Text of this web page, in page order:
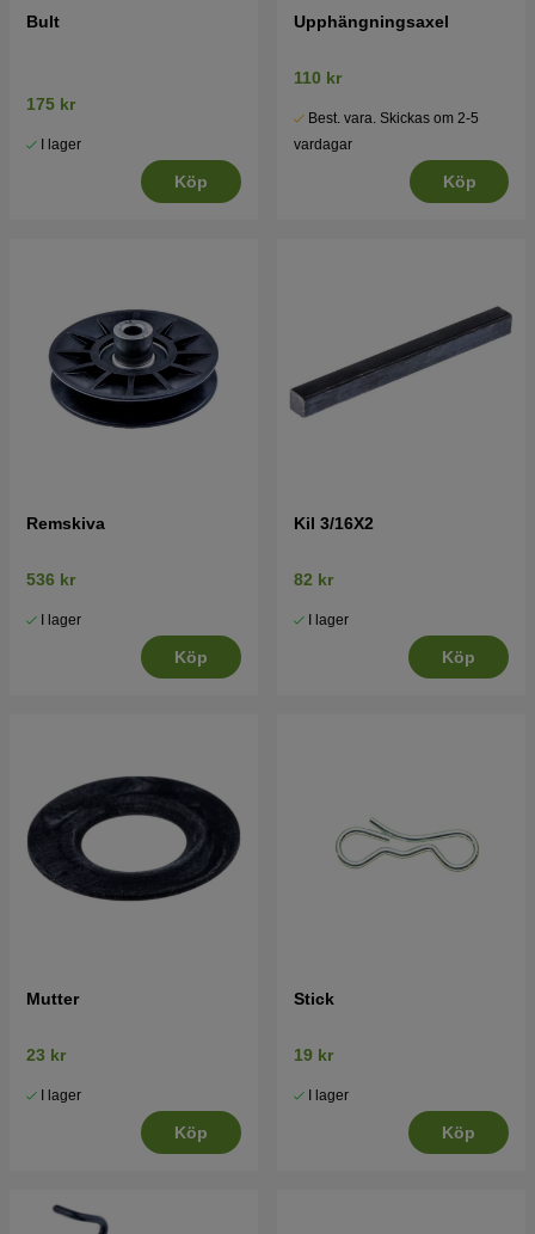
Bult
175 kr
I lager
Köp
Upphängningsaxel
110 kr
Best. vara. Skickas om 2-5
vardagar
Köp
Remskiva
536 kr
I lager
Köp
Kil 3/16X2
82 kr
I lager
Köp
Mutter
23 kr
I lager
Köp
Stick
19 kr
I lager
Köp